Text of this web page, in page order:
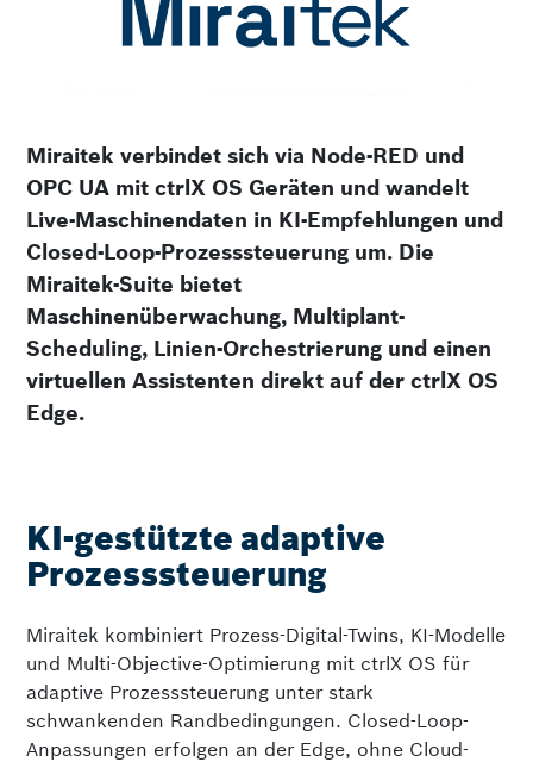
Miraitek verbindet sich via Node-RED und
OPC UA mit ctrlX OS Geräten und wandelt
Live-Maschinendaten in KI-Empfehlungen und
Closed-Loop-Prozesssteuerung um. Die
Miraitek-Suite bietet
Maschinenüberwachung, Multiplant-
Scheduling, Linien-Orchestrierung und einen
virtuellen Assistenten direkt auf der ctrlX OS
Edge.
KI-gestützte adaptive
Prozesssteuerung
Miraitek kombiniert Prozess-Digital-Twins, KI-Modelle
und Multi-Objective-Optimierung mit ctrlX OS für
adaptive Prozesssteuerung unter stark
schwankenden Randbedingungen. Closed-Loop-
Anpassungen erfolgen an der Edge, ohne Cloud-